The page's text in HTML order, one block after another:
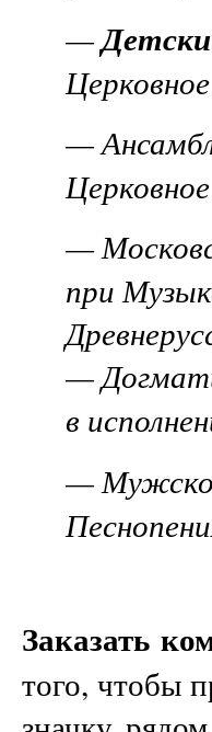
—
—
—
при
—
в
—
Заказать
того, чтобы